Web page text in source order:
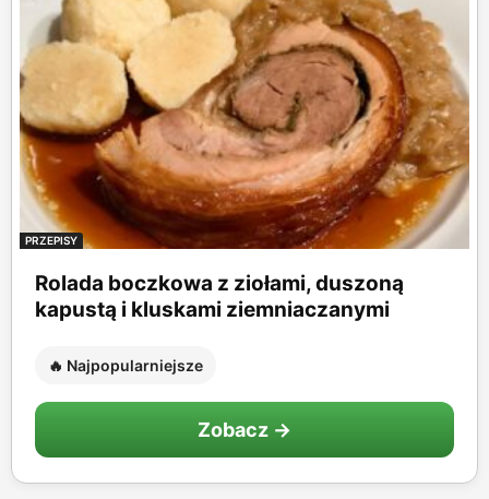
PRZEPISY
Rolada boczkowa z ziołami, duszoną
kapustą i kluskami ziemniaczanymi
🔥 Najpopularniejsze
Zobacz →